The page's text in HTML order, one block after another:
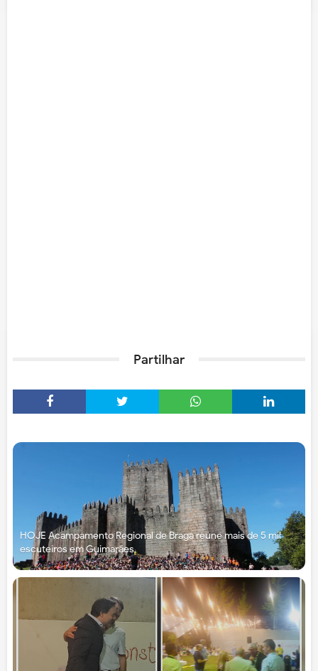
Partilhar
HOJE Acampamento Regional de Braga reúne mais de 5 mil
escuteiros em Guimarães